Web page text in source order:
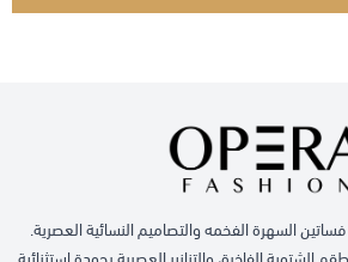
السهرة الفخمه والتصاميم النسائية العصرية.